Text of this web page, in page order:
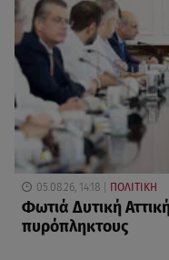
05.08.26, 14:18 ΠΟΛΙΤΙΚΗ
Φωτιά Δυτική
πυρόπληκτους